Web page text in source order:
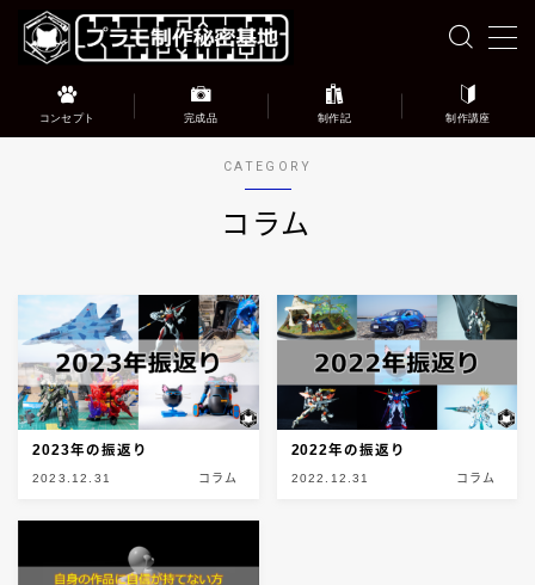
MENU
プラモデル制作記録
プラモデル制作講座
お問い合わせ
コンセプト 完成品 制作記 制作講座
CATEGORY
コラム
2023年の振返り
2023.12.31 コラム
2022年の振返り
2022.12.31 コラム